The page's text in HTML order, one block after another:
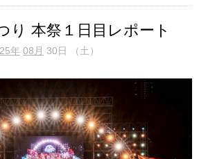
り 本祭１日目レポート
年 08月 30日 （土）